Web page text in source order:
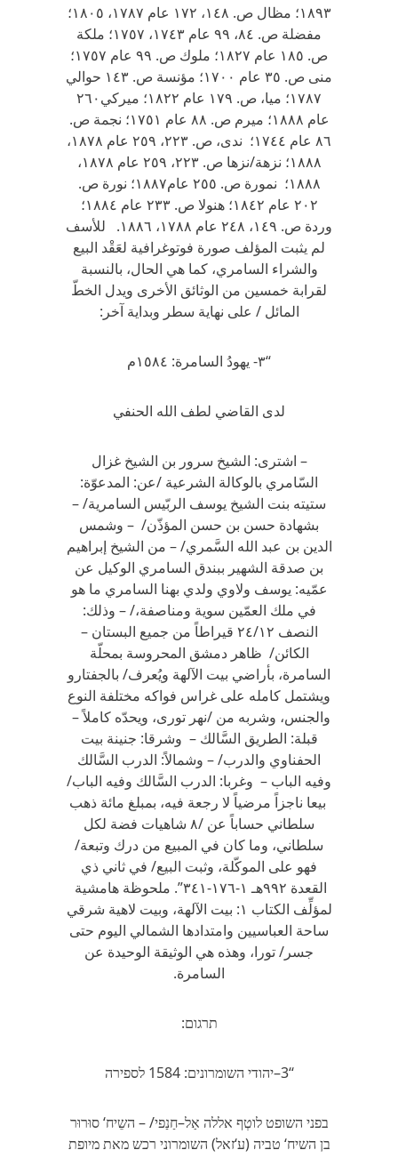
١٨٩٣؛ مظال ص. ١٤٨، ١٧٢ عام ١٧٨٧، ١٨٠٥؛
مفضلة ص. ٨٤، ٩٩ عام ١٧٤٣، ١٧٥٧؛ ملكة
ص. ١٨٥ عام ١٨٢٧؛ ملوك ص. ٩٩ عام ١٧٥٧؛
منى ص. ٣٥ عام ١٧٠٠؛ مؤنسة ص. ١٤٣ حوالي
١٧٨٧؛ ميا، ص. ١٧٩ عام ١٨٢٢؛ ميركي٢٦٠
عام ١٨٨٨؛ ميرم ص. ٨٨ عام ١٧٥١؛ نجمة ص.
٨٦ عام ١٧٤٤؛ ندى، ص. ٢٢٣، ٢٥٩ عام ١٨٧٨،
١٨٨٨؛ نزهة/نزها ص. ٢٢٣، ٢٥٩ عام ١٨٧٨،
١٨٨٨؛ نمورة ص. ٢٥٥ عام١٨٨٧؛ نورة ص.
٢٠٢ عام ١٨٤٢؛ هنولا ص. ٢٣٣ عام ١٨٨٤؛
وردة ص. ١٤٩، ٢٤٨ عام ١٧٨٨، ١٨٨٦. للأسف
لم يثبت المؤلف صورة فوتوغرافية لعَقْد البيع
والشراء السامري، كما هي الحال، بالنسبة
لقرابة خمسين من الوثائق الأخرى ويدل الخطّ
المائل / على نهاية سطر وبداية آخر:
لدى القاضي لطف الله الحنفي
– اشترى: الشيخ سرور بن الشيخ غزال
السّامري بالوكالة الشرعية /عن: المدعوّة:
ستيته بنت الشيخ يوسف الربّيس السامرية/ –
بشهادة حسن بن حسن المؤذّن/ – وشمس
الدين بن عبد الله السَّمري/ – من الشيخ إبراهيم
بن صدقة الشهير ببندق السامري الوكيل عن
عمّيه: يوسف ولاوي ولدي بهنا السامري ما هو
في ملك العمّين سوية ومناصفة،/ – وذلك:
النصف ٢٤/١٢ قيراطاً من جميع البستان –
الكائن/ ظاهر دمشق المحروسة بمحلّة
السامرة، بأراضي بيت الآلهة ويُعرف/ بالجفتارو
ويشتمل كامله على غراس فواكه مختلفة النوع
والجنس، وشربه من /نهر تورى، ويحدّه كاملاً –
قبلة: الطريق السَّالك – وشرقا: جنينة بيت
الحفناوي والدرب/ – وشمالاً: الدرب السَّالك
وفيه الباب – وغربا: الدرب السَّالك وفيه الباب/
بيعا ناجزاً مرضياً لا رجعة فيه، بمبلغ مائة ذهب
سلطاني حساباً عن /٨ شاهيات فضة لكل
سلطاني، وما كان في المبيع من درك وتبعة/
فهو على الموكّلة، وثبت البيع/ في ثاني ذي
القعدة ٩٩٢هـ ١-١٧٦-٣٤١”. ملحوظة هامشية
لمؤلِّف الكتاب ١: بيت الآلهة، وبيت لاهية شرقي
ساحة العباسيين وامتدادها الشمالي اليوم حتى
جسر/ تورا، وهذه هي الوثيقة الوحيدة عن
السامرة.
בפני השופט לוטְף אללה אַל–חַנַפי/ – השֵיח‘ סוּרוּר
בן השיח‘ טביה (ע‘זאל) השומרוני רכש מאת מיופת